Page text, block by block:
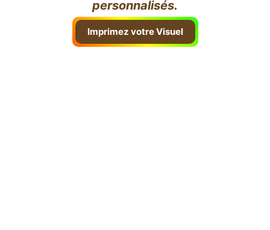
personnalisés.
Imprimez votre Visuel